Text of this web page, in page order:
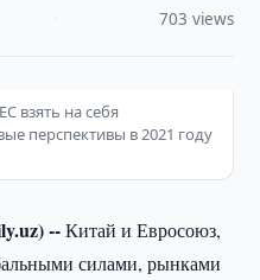
703 views
взять на себя
перспективы в 2021 году
--Китай и Евросоюз,
силами, рынками